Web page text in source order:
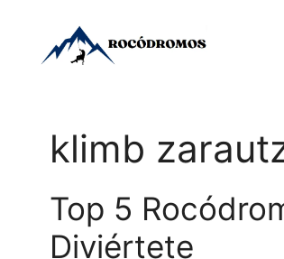
contenido
klimb
Top 5
Diviértete